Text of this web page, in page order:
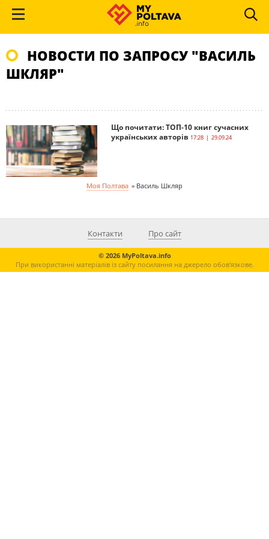
НОВОСТИ ПО ЗАПРОСУ "ВАСИЛЬ
ШКЛЯР"
Що почитати: ТОП-10 книг сучасних
українських авторів 17:28 | 29.09.24
Моя Полтава » Василь Шкляр
Контакти Про сайт
© 2026 MyPoltava.info
При використанні матеріалів із сайту посилання на джерело обов'язкове.